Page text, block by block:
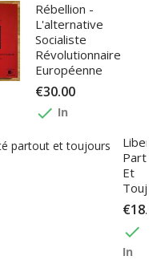
Rébellion -
L'alternative
Socialiste
Révolutionnaire
Européenne
€30.00
done In
Liberté
Partout
Et
€18.00
done
In